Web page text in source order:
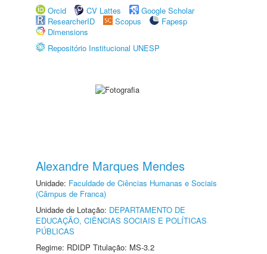
Orcid
CV Lattes
Google Scholar
ResearcherID
Scopus
Fapesp
Dimensions
Repositório Institucional UNESP
Alexandre Marques Mendes
Unidade: Faculdade de Ciências Humanas e Sociais
(Câmpus de Franca)
Unidade de Lotação: DEPARTAMENTO DE
EDUCAÇÃO, CIÊNCIAS SOCIAIS E POLÍTICAS
PÚBLICAS
Regime: RDIDP Titulação: MS-3.2